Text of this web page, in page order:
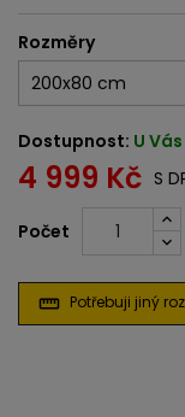
Rozměry
Dostupnost: U
4 999 Kč S
Počet
straighten Potřebuji jiný